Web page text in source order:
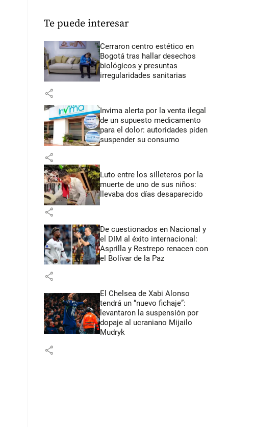
Te puede interesar
Cerraron centro estético en
Bogotá tras hallar desechos
biológicos y presuntas
irregularidades sanitarias
share
Invima alerta por la venta ilegal
de un supuesto medicamento
para el dolor: autoridades piden
suspender su consumo
share
Luto entre los silleteros por la
muerte de uno de sus niños:
llevaba dos días desaparecido
share
De cuestionados en Nacional y
el DIM al éxito internacional:
Asprilla y Restrepo renacen con
el Bolívar de la Paz
share
El Chelsea de Xabi Alonso
tendrá un “nuevo fichaje”:
levantaron la suspensión por
dopaje al ucraniano Mijailo
Mudryk
share